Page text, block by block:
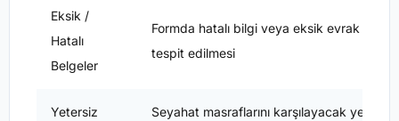
Eksik /
Hatalı
Belgeler
Formda hatalı bilgi veya eksik evrak
tespit edilmesi
Yetersiz
Seyahat masraflarını karşılayacak yeterli